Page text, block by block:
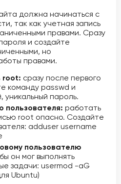
должна начинаться с
так как учетная запись
правами. Сразу
и создайте
но
правами.
root: сразу после первого
команду passwd и
уникальный пароль.
пользователя: работать
root опасно. Создайте
adduser username
пользователю
он мог выполнять
задачи: usermod -aG
Ubuntu)